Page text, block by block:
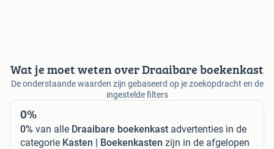
Wat je moet weten over Draaibare boekenkast
De onderstaande waarden zijn gebaseerd op je zoekopdracht en de
ingestelde filters
0%
0% van alle Draaibare boekenkast advertenties in de
categorie Kasten | Boekenkasten zijn in de afgelopen